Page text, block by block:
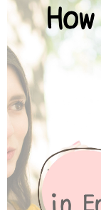
プ
レ
ー
ヤ
ー